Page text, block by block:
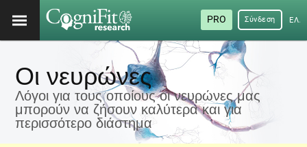
PRO Σύνδεση
Οι νευρώνες
Λόγοι για τους οποίους οι νευρώνες μας
μπορούν να ζήσουν καλύτερα και για
περισσότερο διάστημα